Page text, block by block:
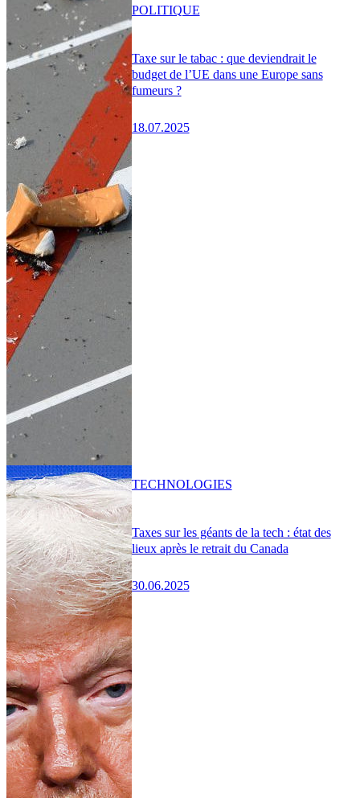
Taxe sur le tabac : que deviendrait le
budget de l’UE dans une Europe sans
fumeurs ?
18.07.2025
POLITIQUE
Taxes sur les géants de la tech : état des
lieux après le retrait du Canada
30.06.2025
TECHNOLOGIES